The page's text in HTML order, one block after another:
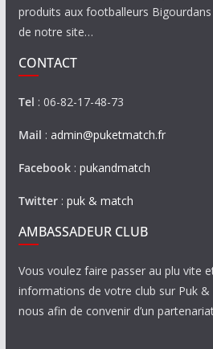
produits aux footballeurs
de notre site…
CONTACT
Tel : 06-82-17-48-73
Mail : admin@puketmatch.fr
Facebook: pukandmatch
Twitter: puk & match
AMBASSADEUR CLUB
Vous voulez faire passer au plu vite
informations de votre club sur Puk
nous afin de convenir d’un